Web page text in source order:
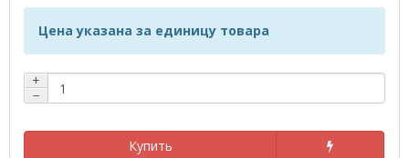
Цена указана за единицу товара
+
−
Купить